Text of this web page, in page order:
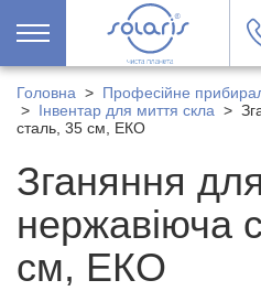
Головна > Професійне
> Інвентар для миття скла >
сталь, 35 см, ЕКО
Зганяння
нержавіюча
см, ЕКО